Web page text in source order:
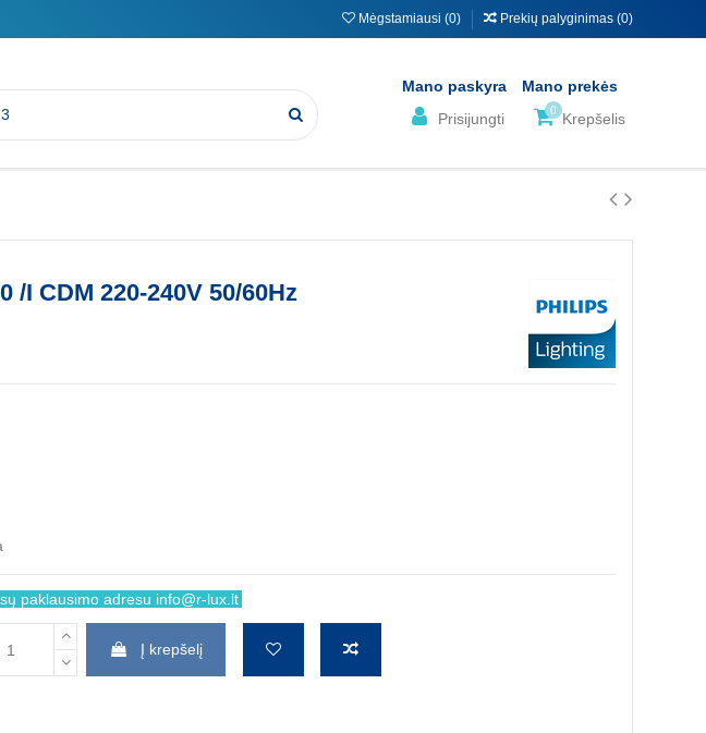
Mėgstamiausi (0) Prekių palyginimas (0)
Mano paskyra
Prisijungti
Mano prekės
0Krepšelis
/I CDM 220-240V 50/60Hz
BBB
paklausimo adresu info@r-lux.lt
Į krepšelį